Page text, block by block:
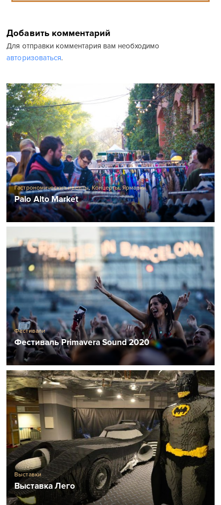
Добавить комментарий
Для отправки комментария вам необходимо
авторизоваться.
Гастрономические ивенты,Концерты,Ярмарки
Palo Alto Market
Фестивали
Фестиваль Primavera Sound 2020
Выставки
Выставка Лего